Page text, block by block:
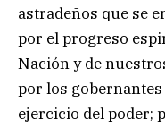
astradeños que se
por el progreso
Nación y de
por los
ejercicio del poder;